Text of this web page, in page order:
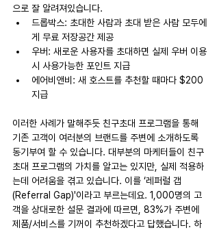
으로 잘 알려져있습니다.
드롭박스: 초대한 사람과 초대 받은 사람 모두에
게 무료 저장공간 제공
우버: 새로운 사용자를 초대하면 실제 우버 이용
시 사용가능한 포인트 지급
에어비앤비: 새 호스트를 추천할 때마다 $200
지급
이러한 사례가 말해주듯 친구초대 프로그램을 통해
기존 고객이 여러분의 브랜드를 주변에 소개하도록
동기부여 할 수 있습니다. 대부분의 마케터들이 친구
초대 프로그램의 가치를 알고는 있지만, 실제 적용하
는데 어려움을 겪고 있습니다. 이를 ‘레퍼럴 갭
(Referral Gap)'이라고 부르는데요. 1,000명의 고
객을 상대로한 설문 결과에 따르면, 83%가 주변에
제품/서비스를 기꺼이 추천하겠다고 답했습니다. 하